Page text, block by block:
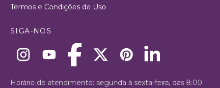
Termos e Condições de Uso
SIGA-NOS
Horário de atendimento: segunda à sexta-feira, das 8:00